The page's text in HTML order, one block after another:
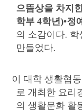
으뜸상을 차지
학부4학년)•정
의 소감이다. 학
만들었다.
이 대학 생활협
로 개최한 요리
의 생활문화 활